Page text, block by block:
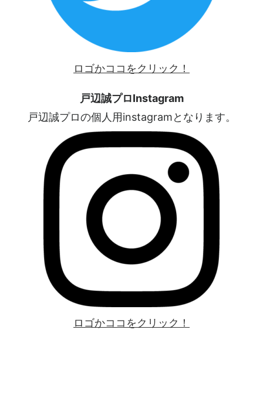
ロゴかココをクリック！
戸辺誠プロInstagram
戸辺誠プロの個人用instagramとなります。
ロゴかココをクリック！